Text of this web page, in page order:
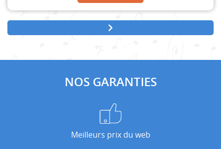
NOS GARANTIES
Meilleurs prix du web